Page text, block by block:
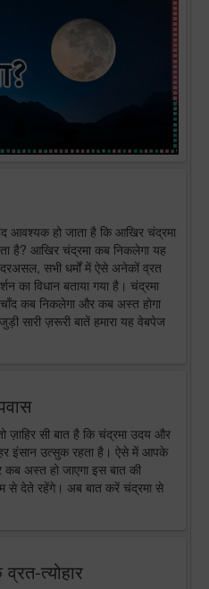
आवश्यक हो जाता है कि आखिर चंद्रमा
है? आखिर चंद्रमा कब निकलेगा यह
सभी धर्मों में ऐसे अनेकों व्रत
का विधान बताया गया है। चंद्रमा
कब निकलेगा और कब अस्त होगा
सारी ज़रूरी बातें हमारा यह वेबपेज
ज़ाहिर सी बात है कि चंद्रमा उदय और
इंसान उत्सुक रहता है। ऐसे में आपके
अस्त हो जाएगा इस बात की
से देते रहेंगे। अब बात करें चंद्रमा से
त्योहार